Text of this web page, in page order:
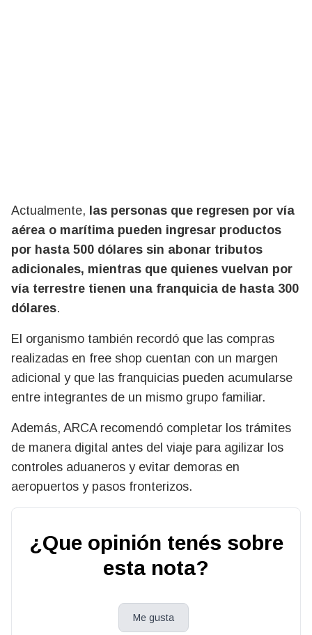
Actualmente, las personas que regresen por vía
aérea o marítima pueden ingresar productos
por hasta 500 dólares sin abonar tributos
adicionales, mientras que quienes vuelvan por
vía terrestre tienen una franquicia de hasta 300
dólares.
El organismo también recordó que las compras
realizadas en free shop cuentan con un margen
adicional y que las franquicias pueden acumularse
entre integrantes de un mismo grupo familiar.
Además, ARCA recomendó completar los trámites
de manera digital antes del viaje para agilizar los
controles aduaneros y evitar demoras en
aeropuertos y pasos fronterizos.
¿Que opinión tenés sobre
esta nota?
Me gusta